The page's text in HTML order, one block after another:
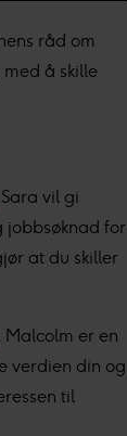
råd om
å skille
Sara vil gi
jobbsøknad for
at du skiller
. Malcolm er en
verdien din og
til